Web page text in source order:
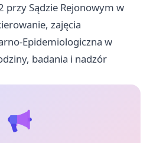
przy Sądzie Rejonowym w
zajęcia
Epidemiologiczna w
badania i nadzór